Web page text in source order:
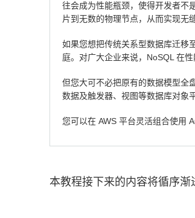
往会成为性能瓶颈，使得开发者不
片到无数的物理节点，从而实现无
如果您想把传统关系型数据库迁移
庭。对广大企业来说，NoSQL 在
但您大可不必把原有的数据模型全
数据及触发器、视图等数据库对象
您可以在 AWS 平台灵活组合使用
本教程接下来的内容将循序渐